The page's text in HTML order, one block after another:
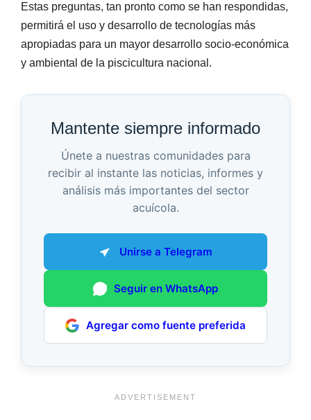
Estas preguntas, tan pronto como se han respondidas,
permitirá el uso y desarrollo de tecnologías más
apropiadas para un mayor desarrollo socio-económica
y ambiental de la piscicultura nacional.
Mantente siempre informado
Únete a nuestras comunidades para
recibir al instante las noticias, informes y
análisis más importantes del sector
acuícola.
Unirse a Telegram
Seguir en WhatsApp
Agregar como fuente preferida